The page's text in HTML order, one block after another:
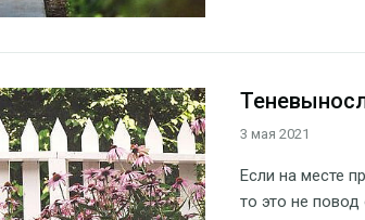
3 мая 2021
Если на месте
то это не повод